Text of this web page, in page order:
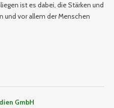
ist es dabei, die Stärken und
und vor allem der Menschen
GmbH